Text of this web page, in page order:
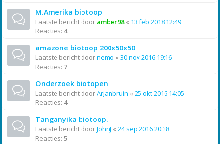
M.Amerika biotoop
Laatste bericht door amber98« 13 feb 2018 12:49
Reacties: 4
amazone biotoop 200x50x50
Laatste bericht doornemo « 30 nov 2016 19:16
Reacties: 7
Onderzoek biotopen
Laatste bericht doorArjanbruin « 25 okt 2016 14:05
Reacties: 4
Tanganyika biotoop.
Laatste bericht doorJohnJ « 24 sep 2016 20:38
Reacties: 5